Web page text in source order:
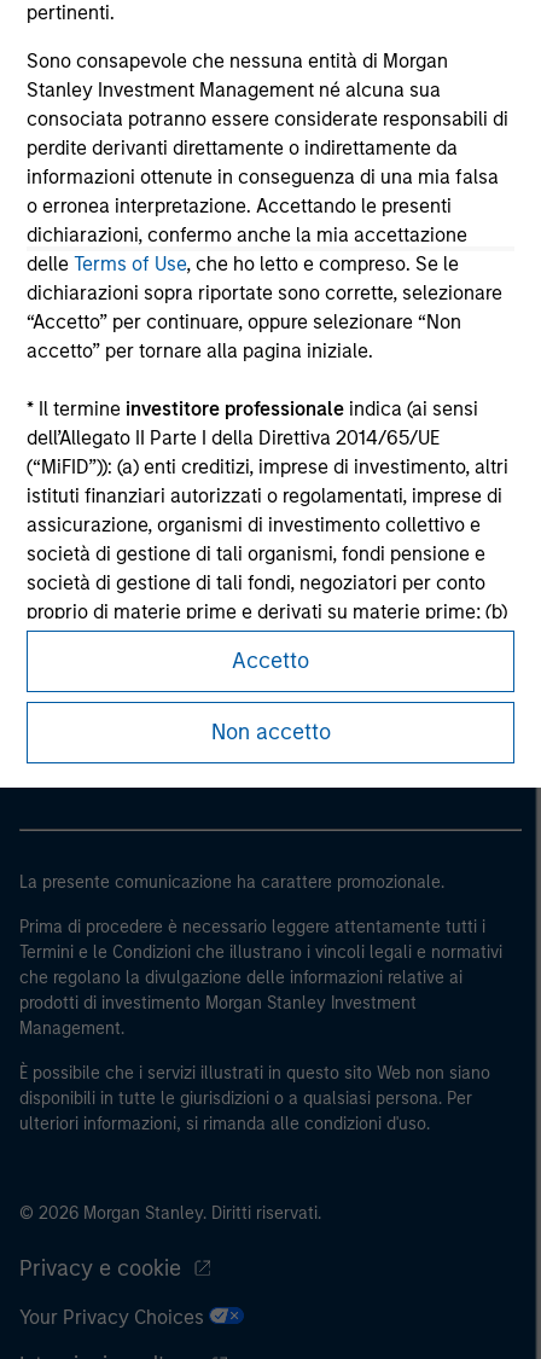
pertinenti.
Sono consapevole che nessuna entità di Morgan
Stanley Investment Management né alcuna sua
consociata potranno essere considerate responsabili di
perdite derivanti direttamente o indirettamente da
informazioni ottenute in conseguenza di una mia falsa
o erronea interpretazione. Accettando le presenti
dichiarazioni, confermo anche la mia accettazione
delleTerms of Use, che ho letto e compreso. Se le
dichiarazioni sopra riportate sono corrette, selezionare
“Accetto” per continuare, oppure selezionare “Non
accetto” per tornare alla pagina iniziale.
* Il termine investitore professionale indica (ai sensi
dell’Allegato II Parte I della Direttiva 2014/65/UE
(“MiFID”)): (a) enti creditizi, imprese di investimento, altri
istituti finanziari autorizzati o regolamentati, imprese di
assicurazione, organismi di investimento collettivo e
società di gestione di tali organismi, fondi pensione e
società di gestione di tali fondi, negoziatori per conto
proprio di materie prime e derivati su materie prime; (b)
livello di singola società, ad almeno due dei seguenti
criteri dimensionali: (i) totale di bilancio: EUR 20 milioni,
(ii) fatturato netto: EUR 40 milioni o (iii) fondi propri: EUR
2 milioni, che agiscono per proprio conto; o (c) i governi
nazionali e regionali, compresi gli enti pubblici incaricati
e sovranazionali come la Banca mondiale, l’FMI, la BCE,
agiscono per proprio conto.
Si osservi che la definizione di Investitore professionale
potrebbe non essere una definizione fornita dall’autorità
di regolamentazione del paese da cui si accede al sito
web.
Accetto
Non accetto
The information on this page is for informational
purposes only. The information contained herein does
not constitute and should not be construed as an
offering of advisory services or an offer to sell or a
solicitation of an offer to buy any securities in any
jurisdiction in which such offer or solicitation,
purchase or sale would be unlawful under the
securities, insurance or other laws of such jurisdiction.
All investing involves risks, including a loss of principal.
Please refer to the strategy detail page for important
information on the strategy, including additional risk
considerations.
Morgan Stanley Careers
La presente comunicazione ha carattere promozionale.
Prima di procedere è necessario leggere attentamente tutti i
Termini e le Condizioni che illustrano i vincoli legali e normativi
che regolano la divulgazione delle informazioni relative ai
prodotti di investimento Morgan Stanley Investment
Management.
È possibile che i servizi illustrati in questo sito Web non siano
disponibili in tutte le giurisdizioni o a qualsiasi persona. Per
ulteriori informazioni, si rimanda alle condizioni d'uso.
© 2026 Morgan Stanley. Diritti riservati.
Privacy e cookie
Your Privacy Choices